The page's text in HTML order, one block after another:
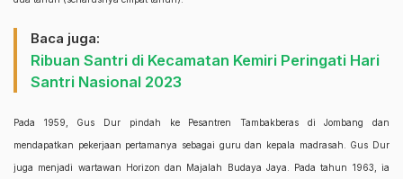
Baca juga:
Ribuan Santri di Kecamatan Kemiri Peringati Hari
Santri Nasional 2023
Pada 1959, Gus Dur pindah ke Pesantren Tambakberas di Jombang dan
mendapatkan pekerjaan pertamanya sebagai guru dan kepala madrasah. Gus Dur
juga menjadi wartawan Horizon dan Majalah Budaya Jaya. Pada tahun 1963, ia